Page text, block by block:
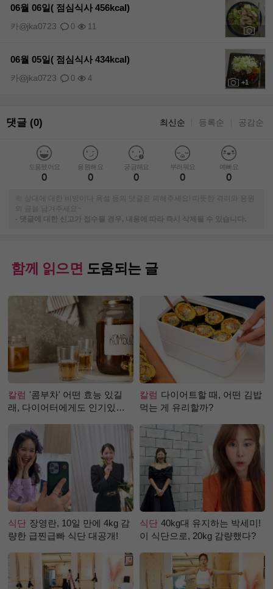
06월 06일( 점심식사 456kcal)
0 11
카@jka0723
+1
06월 05일( 점심식사 434kcal)
0 4
카@jka0723
댓글 (0) 최신순 등록순 공감순
도움됐어요
0
응원해요
0
궁금해요
0
부러워요
0
예뻐요
0
※ 상대에 대한 비방이나 욕설 등의 댓글은 피해주세요! 따뜻한 격려와 응원
-
댓글에 대한 신고가 접수될 경우, 내용에 따라 즉시 삭제될 수 있습니다.
함께 읽으면 도움되는 글
칼럼 '콤부차' 어떤 효능 있길
래, 다이어터에게도 인기있는
칼럼 다이어트할 때, 어떤 김밥
먹는 게 유리할까?
식단 장영란, 10일 만에 4kg 감
량한 급찐급빠 식단 대공개!
식단 40kg대 유지하는 박세미!
이 식단으로, 20kg 감량했다?